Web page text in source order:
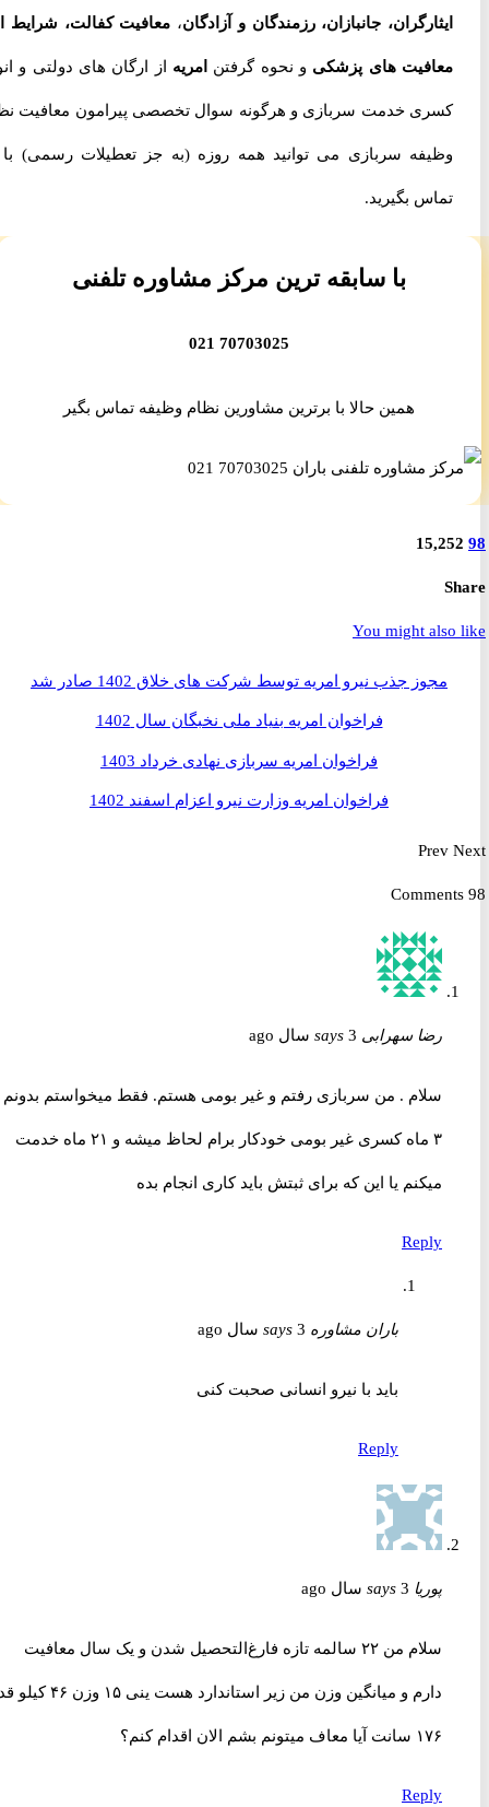
ایثارگران، جانبازان، رزمندگان و آزادگان،معافیت کفالت، شرایط اخذ
معافیت های پزشکیو نحوه گرفتن امریهاز ارگان های دولتی و انواع
کسری خدمت سربازی و هرگونه سوال تخصصی پیرامون معافیت نظام
وظیفه سربازی می توانید همه روزه (به جز تعطیلات رسمی) با ما
تماس بگیرید.
با سابقه ترین مرکز مشاوره تلفنی
70703025 021
همین حالا با برترین مشاورین نظام وظیفه تماس بگیر
You might
مجوز جذب نیرو امریه توسط شرکت های خلاق 1402 صادر شد
فراخوان امریه بنیاد ملی نخبگان سال 1402
فراخوان امریه سربازی نهادی خرداد 1403
فراخوان امریه وزارت نیرو اعزام اسفند 1402
Prev
رضا سهرابی says 3 سال ago
سلام . من سربازی رفتم و غیر بومی هستم. فقط میخواستم بدونم
۳ ماه کسری غیر بومی خودکار برام لحاظ میشه و ۲۱ ماه خدمت
میکنم یا این که برای ثبتش باید کاری انجام بده
Reply
باران مشاوره says 3 سال ago
باید با نیرو انسانی صحبت کنی
Reply
پوریا says 3 سال ago
سلام من ۲۲ سالمه تازه فارغ‌التحصیل شدن و یک سال معافیت
دارم و میانگین وزن من زیر استاندارد هست ینی ۱۵ وزن ۴۶ کیلو قد
Reply